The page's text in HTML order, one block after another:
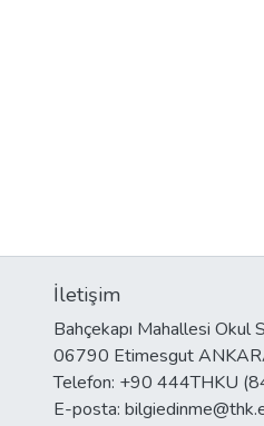
İletişim
Bahçekapı Mahallesi Okul
06790 Etimesgut
Telefon: +90 444THKU
E-posta: